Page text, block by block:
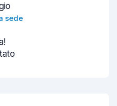
sede